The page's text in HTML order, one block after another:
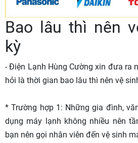
Bao lâu thì nên
kỳ
- Điện Lạnh Hùng Cường xin đưa ra
hỏi là thời gian bao lâu thì nên vệ
* Trường hợp 1: Những gia đình,
dụng máy lạnh không nhiều nên
bạn nên gọi nhân viên đến vệ sinh